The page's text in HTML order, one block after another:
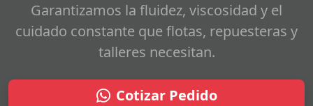
Garantizamos la fluidez, viscosidad y el
cuidado constante que flotas, repuesteras y
talleres necesitan.
Cotizar Pedido